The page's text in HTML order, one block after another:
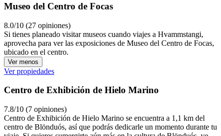
Museo del Centro de Focas
8.0/10 (27 opiniones)
Si tienes planeado visitar museos cuando viajes a Hvammstangi,
aprovecha para ver las exposiciones de Museo del Centro de Focas,
ubicado en el centro.
Ver menos
Ver propiedades
Centro de Exhibición de Hielo Marino
7.8/10 (7 opiniones)
Centro de Exhibición de Hielo Marino se encuentra a 1,1 km del
centro de Blönduós, así que podrás dedicarle un momento durante tu